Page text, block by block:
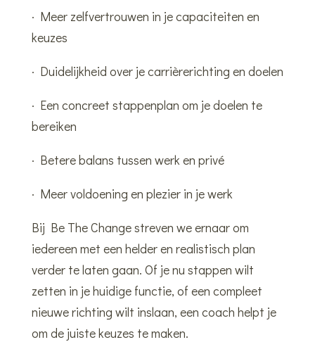
· Meer zelfvertrouwen in je capaciteiten en
keuzes
· Duidelijkheid over je carrièrerichting en doelen
· Een concreet stappenplan om je doelen te
bereiken
· Betere balans tussen werk en privé
· Meer voldoening en plezier in je werk
Bij Be The Change streven we ernaar om
iedereen met een helder en realistisch plan
verder te laten gaan. Of je nu stappen wilt
zetten in je huidige functie, of een compleet
nieuwe richting wilt inslaan, een coach helpt je
om de juiste keuzes te maken.